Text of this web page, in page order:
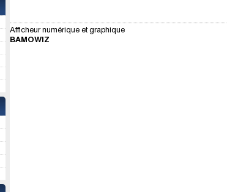
Afficheur numérique et graphique
BAMOWIZ